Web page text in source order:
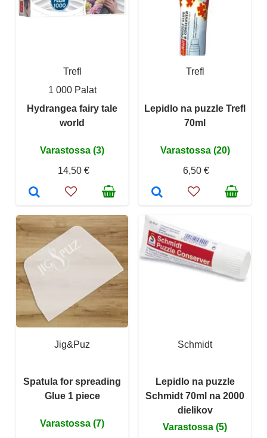
Trefl
1 000 Palat
Hydrangea fairy tale
world
Varastossa (3)
14,50 €
Trefl
Lepidlo na puzzle Trefl
70ml
Varastossa (20)
6,50 €
Jig&Puz
Spatula for spreading
Glue 1 piece
Varastossa (7)
Schmidt
Lepidlo na puzzle
Schmidt 70ml na 2000
dielikov
Varastossa (5)